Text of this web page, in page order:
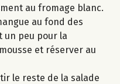
au fromage blanc.
au fond des
un peu pour la
et réserver au
le reste de la salade